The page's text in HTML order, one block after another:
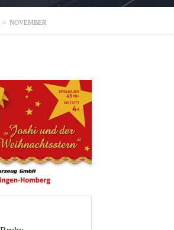
> NOVEMBER